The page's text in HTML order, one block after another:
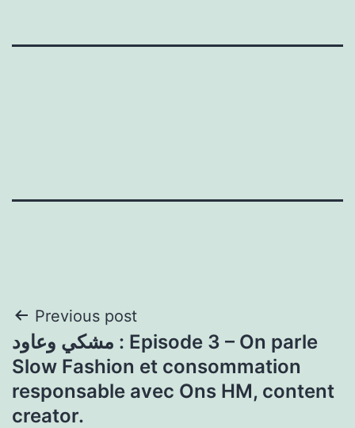
Post
navigation
Previous post
مشكي وعاود : Episode 3 – On parle
Slow Fashion et consommation
responsable avec Ons HM, content
creator.